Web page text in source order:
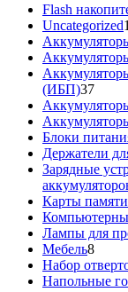
Flash
Uncategorized1
(ИБП)3737
Блоки
Держатели
Зарядные
Карты памяти
Лампы для
Мебель88
Набор
Напольные